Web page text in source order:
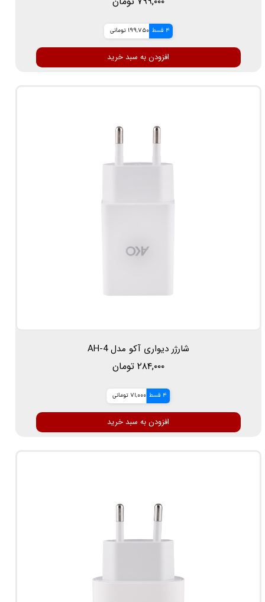
4 قسط 199,750 تومانی
افزودن به سبد خرید
شارژر دیواری آکو مدل AH-4
۲۸۴,۰۰۰ تومان
4 قسط 71,000 تومانی
افزودن به سبد خرید